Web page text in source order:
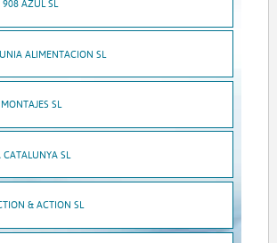
908 AZUL SL
ALIMENTACION SL
SL
SL
& ACTION SL